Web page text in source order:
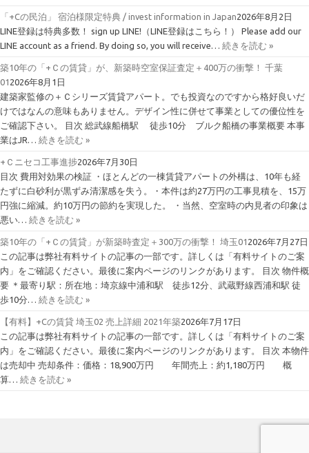
「+Cの民泊」 宿泊様限定特典 / invest information in Japan2026年8月2日
LINE登録は特典多数！ sign up LINE!（LINE登録はこちら！） Please add our
LINE account as a friend. By doing so, you will receive… 続きを読む »
築10年の「+Ｃの賃貸」が、新築時空室保証査定＋400万の衝撃！ 千葉
01 2026年8月1日
建築家監修の＋Ｃシリーズ賃貸アパート。でも投資なのですから格好良いだ
けではなんの意味もありません。デザイン性に併せて事業としての優位性を
ご確認下さい。 目次 総武線船橋駅 徒歩10分 ブルク船橋の事業概要 本事
業はJR… 続きを読む »
+Ｃニセコ工事進捗2026年7月30日
目次 費用対効果の検証 ・ほとんどの一棟賃貸アパートの外構は、10年も経
たずに白砂利が黒ずみ清潔感を失う。・本件は約27万円の工事見積を、15万
円強に縮減。約10万円の節約を実現した。 ・当然、空室時の内見者の印象は
悪い… 続きを読む »
築10年の「+Ｃの賃貸」が新築時査定＋300万の衝撃！ 埼玉01 2026年7月27日
この記事は弊社有料サイトの記事の一部です。詳しくは「有料サイトのご案
内」をご確認ください。最後に案内ページのリンクがあります。 目次 物件概
要 ＊最寄り駅：所在地：埼京線中浦和駅 徒歩12分、武蔵野線西浦和駅 徒
歩10分… 続きを読む »
【有料】+Cの賃貸 埼玉02 売上詳細 2021年築2026年7月17日
この記事は弊社有料サイトの記事の一部です。詳しくは「有料サイトのご案
内」をご確認ください。最後に案内ページのリンクがあります。 目次 本物件
は売却中 売却条件：価格：18,900万円 年間売上：約1,180万円 概
算… 続きを読む »